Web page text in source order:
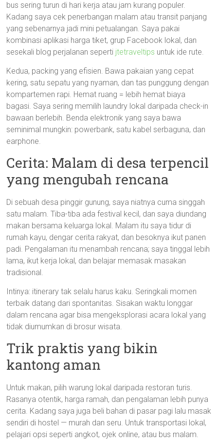
bus sering turun di hari kerja atau jam kurang populer.
Kadang saya cek penerbangan malam atau transit panjang
yang sebenarnya jadi mini petualangan. Saya pakai
kombinasi aplikasi harga tiket, grup Facebook lokal, dan
sesekali blog perjalanan seperti jtetraveltips untuk ide rute.
Kedua, packing yang efisien. Bawa pakaian yang cepat
kering, satu sepatu yang nyaman, dan tas punggung dengan
kompartemen rapi. Hemat ruang = lebih hemat biaya
bagasi. Saya sering memilih laundry lokal daripada check-in
bawaan berlebih. Benda elektronik yang saya bawa
seminimal mungkin: powerbank, satu kabel serbaguna, dan
earphone.
Cerita: Malam di desa terpencil
yang mengubah rencana
Di sebuah desa pinggir gunung, saya niatnya cuma singgah
satu malam. Tiba-tiba ada festival kecil, dan saya diundang
makan bersama keluarga lokal. Malam itu saya tidur di
rumah kayu, dengar cerita rakyat, dan besoknya ikut panen
padi. Pengalaman itu menambah rencana; saya tinggal lebih
lama, ikut kerja lokal, dan belajar memasak masakan
tradisional.
Intinya: itinerary tak selalu harus kaku. Seringkali momen
terbaik datang dari spontanitas. Sisakan waktu longgar
dalam rencana agar bisa mengeksplorasi acara lokal yang
tidak diumumkan di brosur wisata.
Trik praktis yang bikin
kantong aman
Untuk makan, pilih warung lokal daripada restoran turis.
Rasanya otentik, harga ramah, dan pengalaman lebih punya
cerita. Kadang saya juga beli bahan di pasar pagi lalu masak
sendiri di hostel — murah dan seru. Untuk transportasi lokal,
pelajari opsi seperti angkot, ojek online, atau bus malam.